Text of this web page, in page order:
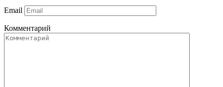
Email
Комментарий